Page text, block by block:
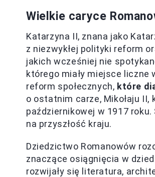
Wielkie caryce
Katarzyna II, znana jako
z niezwykłej polityki reform
jakich wcześniej nie
którego miały miejsce liczne
reform społecznych, które
o ostatnim carze, Mikołaju
październikowej w 1917
na przyszłość kraju.
Dziedzictwo Romanowów
znaczące osiągnięcia w
rozwijały się literatura,